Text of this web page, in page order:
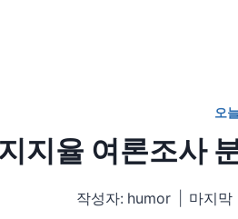
오
지율 여론조사
작성자: humor 마지막